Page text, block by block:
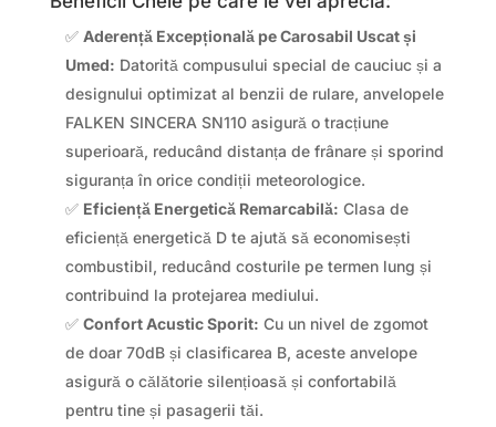
✅ Aderență Excepțională pe Carosabil Uscat și
Umed: Datorită compusului special de cauciuc și a
designului optimizat al benzii de rulare, anvelopele
FALKEN SINCERA SN110 asigură o tracțiune
superioară, reducând distanța de frânare și sporind
siguranța în orice condiții meteorologice.
✅ Eficiență Energetică Remarcabilă: Clasa de
eficiență energetică D te ajută să economisești
combustibil, reducând costurile pe termen lung și
contribuind la protejarea mediului.
✅ Confort Acustic Sporit: Cu un nivel de zgomot
de doar 70dB și clasificarea B, aceste anvelope
asigură o călătorie silențioasă și confortabilă
pentru tine și pasagerii tăi.